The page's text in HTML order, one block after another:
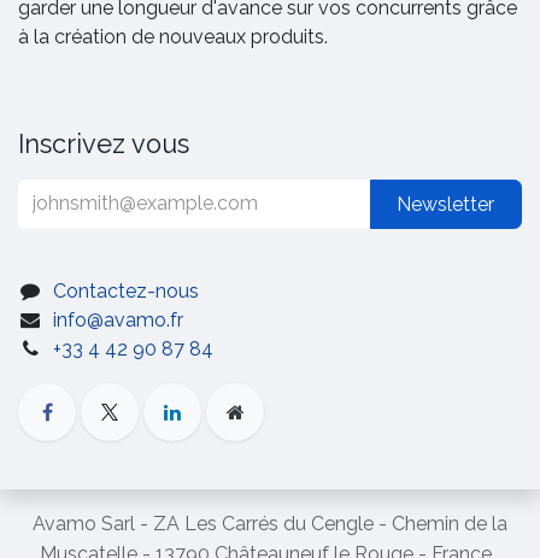
garder une longueur d'avance sur vos concurrents grâce
à la création de nouveaux produits.
Inscrivez vous
Newsletter
Contactez-nous
info@avamo.fr
+33 4 42 90 87 84
Avamo Sarl - ZA Les Carrés du Cengle - Chemin de la